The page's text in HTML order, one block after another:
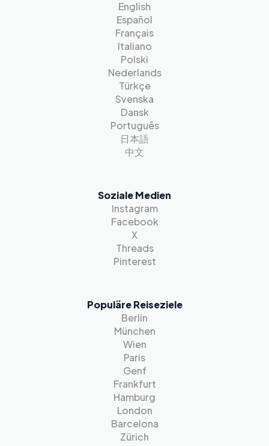
English
Español
Français
Italiano
Polski
Nederlands
Türkçe
Svenska
Dansk
Português
日本語
中文
Soziale Medien
Instagram
Facebook
X
Threads
Pinterest
Populäre Reiseziele
Berlin
München
Wien
Paris
Genf
Frankfurt
Hamburg
London
Barcelona
Zürich